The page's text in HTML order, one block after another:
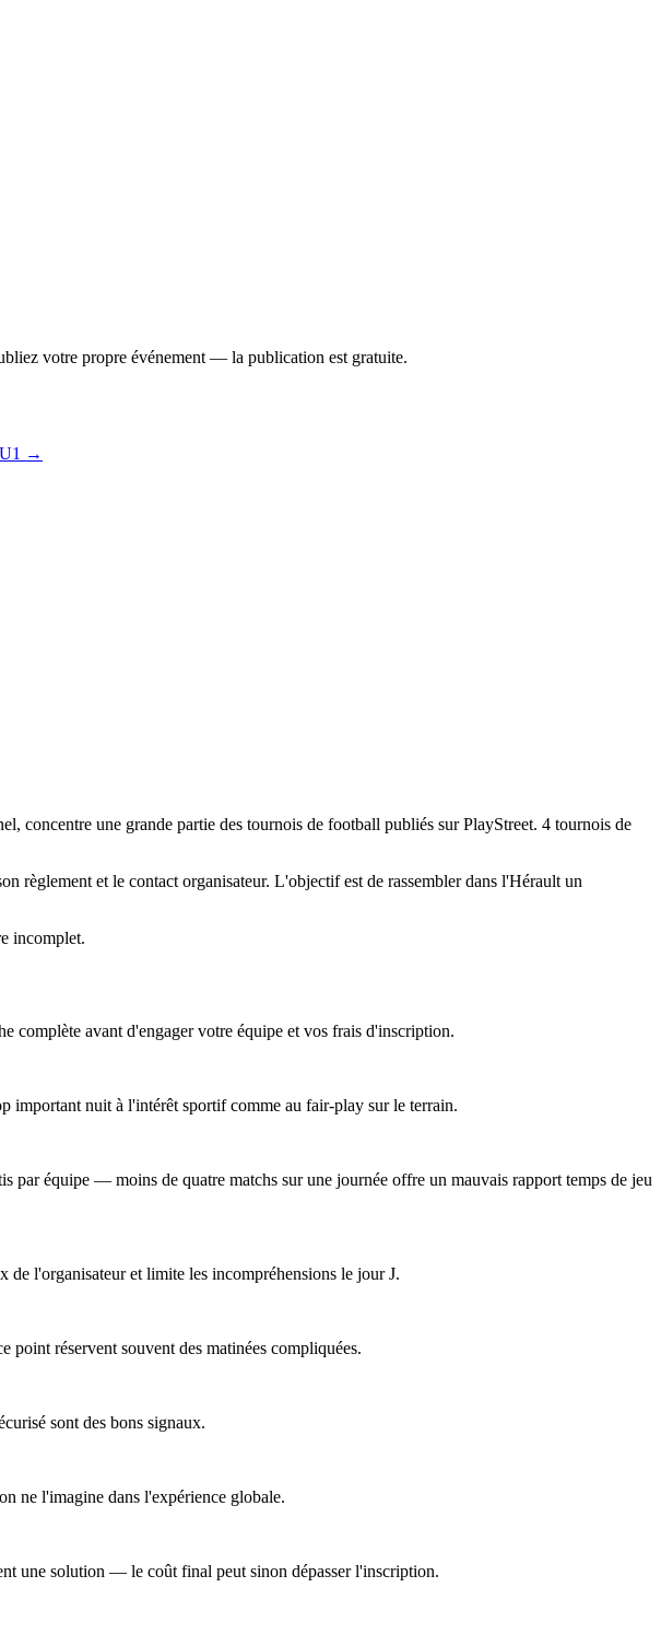
votre propre événement — la publication est gratuite.
→
concentre une grande partie des tournois de football publiés sur PlayStreet. 4 tournois de
règlement et le contact organisateur. L'objectif est de rassembler dans l'Hérault un
incomplet.
complète avant d'engager votre équipe et vos frais d'inscription.
important nuit à l'intérêt sportif comme au fair-play sur le terrain.
par équipe — moins de quatre matchs sur une journée offre un mauvais rapport temps de jeu
de l'organisateur et limite les incompréhensions le jour J.
réservent souvent des matinées compliquées.
sont des bons signaux.
ne l'imagine dans l'expérience globale.
une solution — le coût final peut sinon dépasser l'inscription.